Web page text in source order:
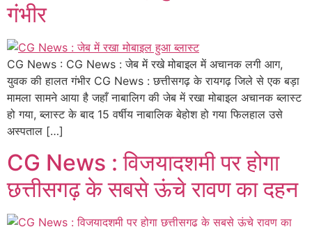
गंभीर
CG News : CG News : जेब में रखे मोबाइल में अचानक लगी आग,
युवक की हालत गंभीर CG News : छत्तीसगढ़ के रायगढ़ जिले से एक बड़ा
मामला सामने आया है जहाँ नाबालिग की जेब में रखा मोबाइल अचानक ब्लास्ट
हो गया, ब्लास्ट के बाद 15 वर्षीय नाबालिक बेहोश हो गया फिलहाल उसे
अस्पताल […]
CG News : विजयादशमी पर होगा
छत्तीसगढ़ के सबसे ऊंचे रावण का दहन